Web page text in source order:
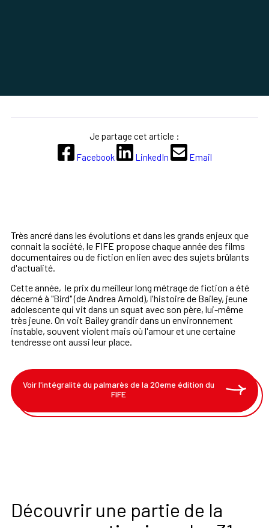
Très ancré dans les évolutions et dans les grands enjeux que
connait la société, le FIFE propose chaque année des films
documentaires ou de fiction en lien avec des sujets brûlants
d'actualité.
Cette année, le prix du meilleur long métrage de fiction a été
décerné à "Bird" (de Andrea Arnold), l'histoire de Bailey, jeune
adolescente qui vit dans un squat avec son père, lui-même
très jeune. On voit Bailey grandir dans un environnement
instable, souvent violent mais où l'amour et une certaine
tendresse ont aussi leur place.
Voir l'intégralité du palmarès de la 20eme édition du
FIFE
Découvrir une partie de la
Je partage cet article :
Facebook
LinkedIn Email